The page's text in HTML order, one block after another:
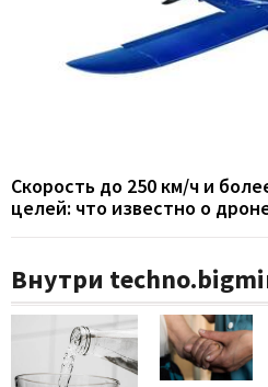
Скорость до 250 км/ч и
целей: что известно о
Внутри